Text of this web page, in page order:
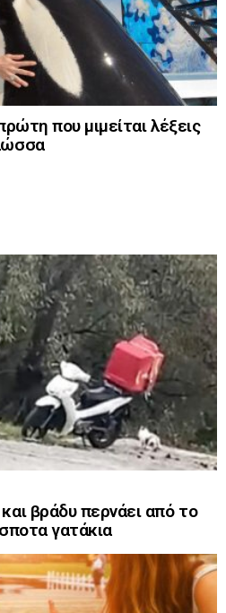
που μιμείται λέξεις
βράδυ περνάει από το
γατάκια